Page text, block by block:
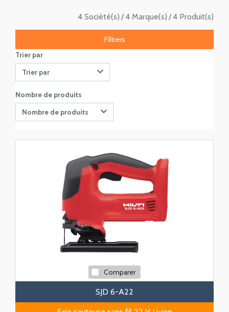
4 Produit(s)
4 Marque(s)
4 Société(s)
Filtrers
Trier par
Trier par
Nombre de produits
Nombre de produits
Comparer
SJD 6-A22